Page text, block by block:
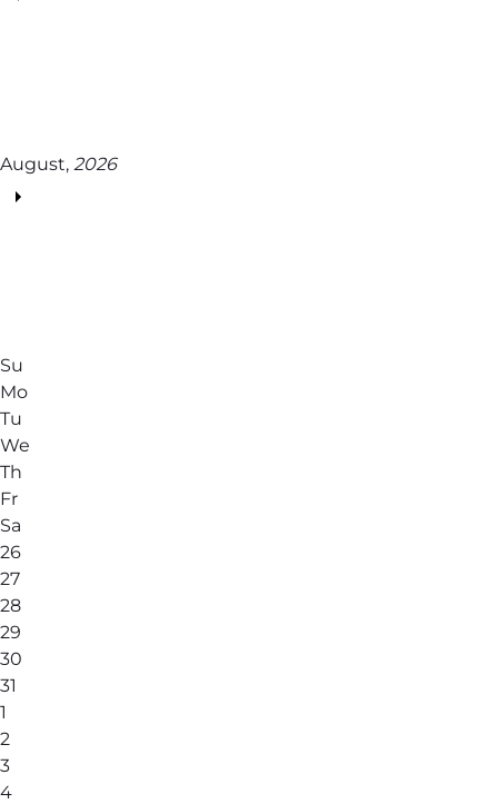
August, 2026
Su
Mo
Tu
We
Th
Fr
Sa
26
27
28
29
30
31
1
2
3
4